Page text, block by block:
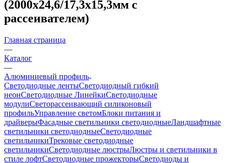
(2000x24,6/17,3x15,3мм с
рассеивателем)
Главная страница
—
Каталог
—
Алюминиевый профиль
Светодиодные лентыСветодиодный гибкий
неонСветодиодные ЛинейкиСветодиодные
модулиСветорассеивающий силиконовый
профильУправление светомБлоки питания и
драйверыФасадные светильники светодиодныеЛандшафтные
светильники светодиодныеСветодиодные
светильникиТрековые светодиодные
светильникиСветодиодные люстрыЛюстры и светильники в
стиле лофтСветодиодные прожекторыСветодиоды и